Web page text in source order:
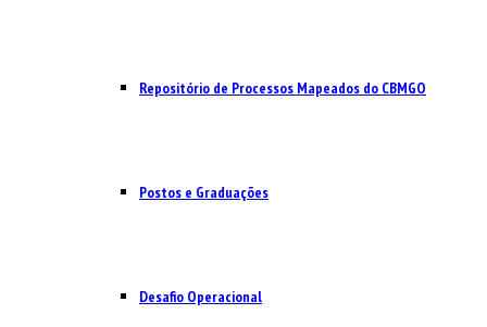
Repositório de Processos Mapeados do CBMGO
Postos e Graduações
Desafio Operacional